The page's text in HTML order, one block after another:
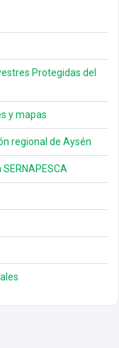
Protegidas del
y mapas
regional de Aysén